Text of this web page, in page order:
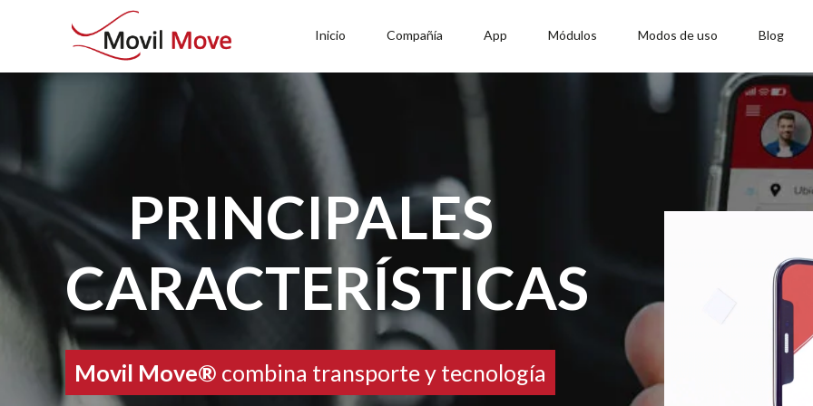
Inicio Compañía App Módulos Modos de uso Blog
PRINCIPALES
CARACTERÍSTICAS
Movil Move® combina transporte y tecnología